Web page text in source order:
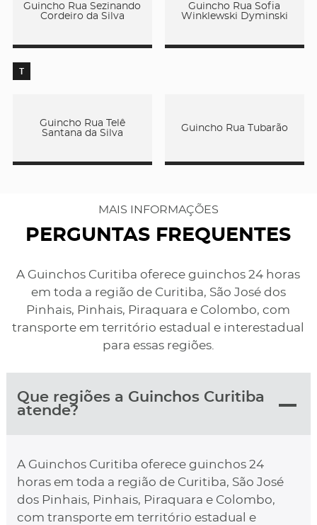
Guincho Rua Sezinando
Cordeiro da Silva
Guincho Rua Sofia
Winklewski Dyminski
T
Guincho Rua Telê
Santana da Silva
Guincho Rua Tubarão
MAIS INFORMAÇÕES
PERGUNTAS FREQUENTES
A Guinchos Curitiba oferece guinchos 24 horas
em toda a região de Curitiba, São José dos
Pinhais, Pinhais, Piraquara e Colombo, com
transporte em território estadual e interestadual
para essas regiões.
Que regiões a Guinchos Curitiba
atende?
A Guinchos Curitiba oferece guinchos 24
horas em toda a região de Curitiba, São José
dos Pinhais, Pinhais, Piraquara e Colombo,
com transporte em território estadual e